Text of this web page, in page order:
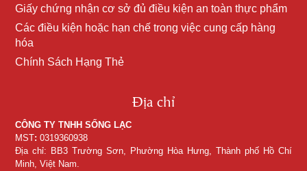
Giấy chứng nhận cơ sở đủ điều kiện an toàn thực phẩm
Các điều kiện hoặc hạn chế trong việc cung cấp hàng
hóa
Chính Sách Hạng Thẻ
Địa chỉ
CÔNG TY TNHH SỐNG LẠC
MST: 0319360938
Địa chỉ: BB3 Trường Sơn, Phường Hòa Hưng, Thành phố Hồ Chí
Minh, Việt Nam.